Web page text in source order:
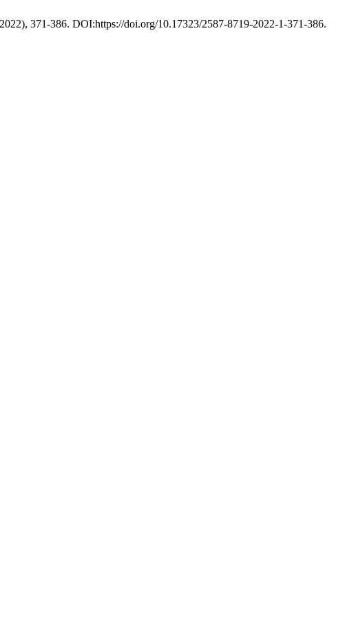
371-386. DOI:https://doi.org/10.17323/2587-8719-2022-1-371-386.